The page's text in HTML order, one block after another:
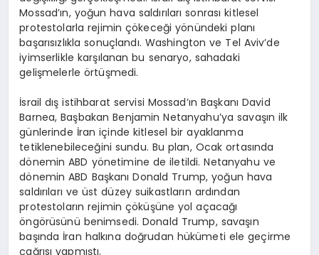
Mossad’ın, yoğun hava saldırıları sonrası kitlesel
protestolarla rejimin çökeceği yönündeki planı
başarısızlıkla sonuçlandı. Washington ve Tel Aviv’de
iyimserlikle karşılanan bu senaryo, sahadaki
gelişmelerle örtüşmedi.
İsrail dış istihbarat servisi Mossad’ın Başkanı David
Barnea, Başbakan Benjamin Netanyahu’ya savaşın ilk
günlerinde İran içinde kitlesel bir ayaklanma
tetiklenebileceğini sundu. Bu plan, Ocak ortasında
dönemin ABD yönetimine de iletildi. Netanyahu ve
dönemin ABD Başkanı Donald Trump, yoğun hava
saldırıları ve üst düzey suikastların ardından
protestoların rejimin çöküşüne yol açacağı
öngörüsünü benimsedi. Donald Trump, savaşın
başında İran halkına doğrudan hükümeti ele geçirme
çağrısı yapmıştı.